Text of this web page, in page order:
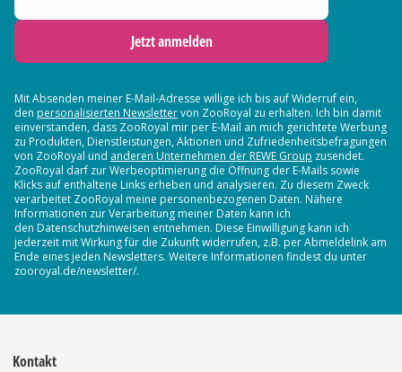
Jetzt anmelden
Mit Absenden meiner E-Mail-Adresse willige ich bis auf Widerruf ein,
den personalisierten Newslettervon ZooRoyal zu erhalten. Ich bin damit
einverstanden, dass ZooRoyal mir per E-Mail an mich gerichtete Werbung
zu Produkten, Dienstleistungen, Aktionen und Zufriedenheitsbefragungen
von ZooRoyal und anderen Unternehmen der REWE Group zusendet.
ZooRoyal darf zur Werbeoptimierung die Öffnung der E-Mails sowie
Klicks auf enthaltene Links erheben und analysieren. Zu diesem Zweck
verarbeitet ZooRoyal meine personenbezogenen Daten. Nähere
Informationen zur Verarbeitung meiner Daten kann ich
den Datenschutzhinweisen entnehmen. Diese Einwilligung kann ich
jederzeit mit Wirkung für die Zukunft widerrufen, z.B. per Abmeldelink am
Ende eines jeden Newsletters. Weitere Informationen findest du unter
zooroyal.de/newsletter/.
Kontakt